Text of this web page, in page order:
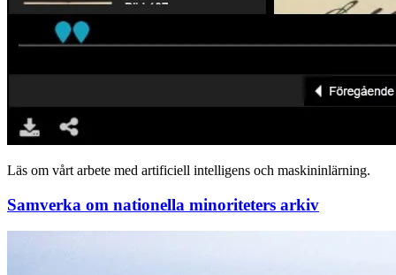
Läs om vårt arbete med artificiell intelligens och maskininlärning.
Samverka om nationella minoriteters arkiv